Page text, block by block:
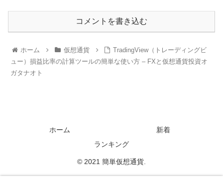
コメントを書き込む
ホーム 仮想通貨
TradingView（トレーディングビ
ュー）損益比率の計算ツールの簡単な使い方 – FXと仮想通貨投資オ
ガタナオト
ホーム
新着
ランキング
© 2021 簡単仮想通貨.